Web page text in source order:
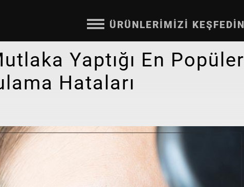
ÜRÜNLERİMİZİ KEŞFEDİN
Yaptığı En Popüler
Hataları